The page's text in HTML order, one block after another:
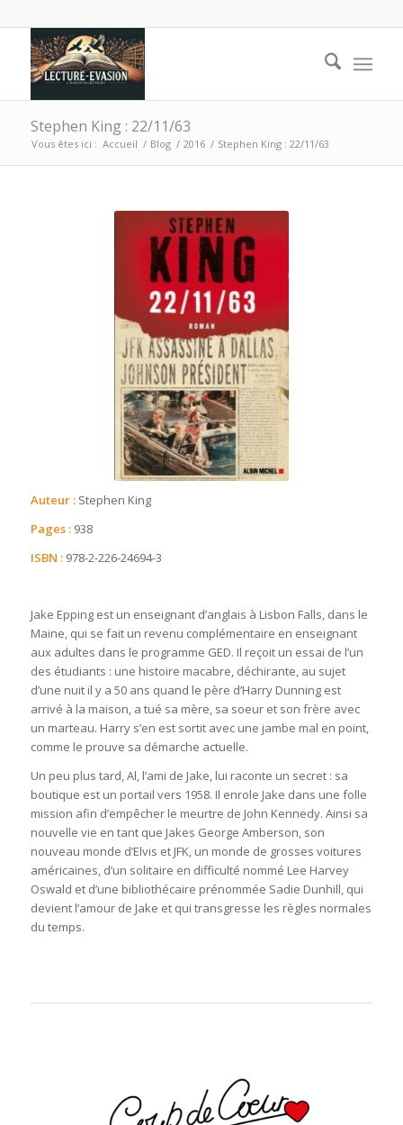
Stephen King : 22/11/63
Vous êtes ici : Accueil / Blog / 2016 / Stephen King : 22/11/63
Auteur :Stephen King
Pages :938
ISBN : 978-2-226-24694-3
Jake Epping est un enseignant d’anglais à Lisbon Falls, dans le
Maine, qui se fait un revenu complémentaire en enseignant
aux adultes dans le programme GED. Il reçoit un essai de l’un
des étudiants : une histoire macabre, déchirante, au sujet
d’une nuit il y a 50 ans quand le père d’Harry Dunning est
arrivé à la maison, a tué sa mère, sa soeur et son frère avec
un marteau. Harry s’en est sortit avec une jambe mal en point,
comme le prouve sa démarche actuelle.
Un peu plus tard, Al, l’ami de Jake, lui raconte un secret : sa
boutique est un portail vers 1958. Il enrole Jake dans une folle
mission afin d’empêcher le meurtre de John Kennedy. Ainsi sa
nouvelle vie en tant que Jakes George Amberson, son
nouveau monde d’Elvis et JFK, un monde de grosses voitures
américaines, d’un solitaire en difficulté nommé Lee Harvey
Oswald et d’une bibliothécaire prénommée Sadie Dunhill, qui
devient l’amour de Jake et qui transgresse les règles normales
du temps.